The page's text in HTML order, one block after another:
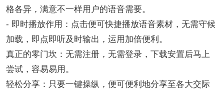
格各异，满意不一样用户的语音需要。
- 即时播放作用：点击便可快捷播放语音素材，无需守候
加载，即点即听及时输出，运用加倍便利。
真正的零门坎：无需注册，无需登录，下载安置后马上
尝试，容易易用。
轻松分享：只要一键操纵，便可便利地分享至各大交际